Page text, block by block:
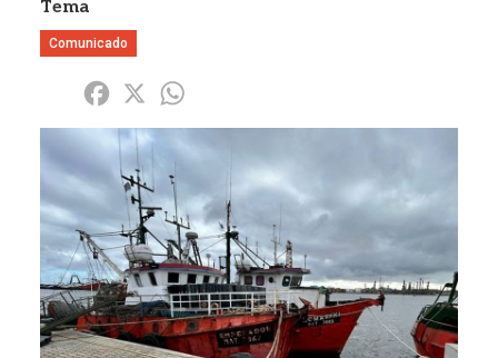
Tema
Comunicado
Share Facebook
X
Imagen